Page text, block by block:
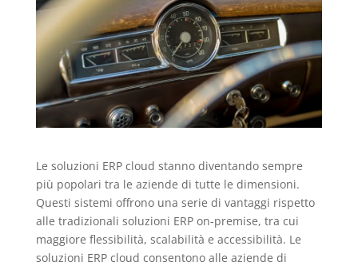
Le soluzioni ERP cloud stanno diventando sempre
più popolari tra le aziende di tutte le dimensioni.
Questi sistemi offrono una serie di vantaggi rispetto
alle tradizionali soluzioni ERP on-premise, tra cui
maggiore flessibilità, scalabilità e accessibilità. Le
soluzioni ERP cloud consentono alle aziende di